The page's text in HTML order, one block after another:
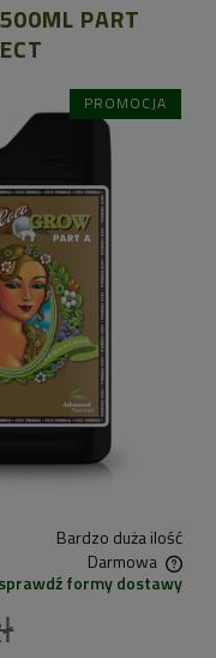
PART
PROMOCJA
Bardzo duża ilość
Darmowa
płatności
sprawdź formy dostawy